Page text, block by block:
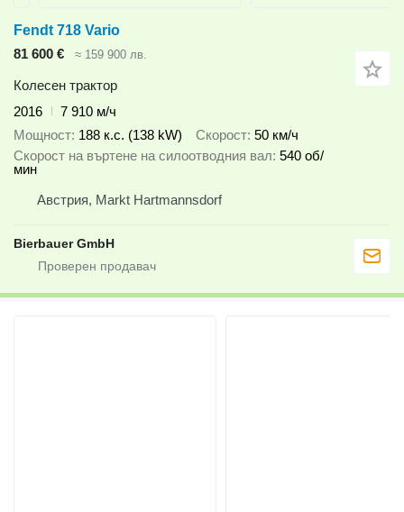
Fendt 718 Vario
81 600 €
≈ 159 900 лв.
Колесен трактор
2016
7 910 м/ч
Мощност 188 к.с. (138 kW) Скорост 50 км/ч
Скорост на въртене на силоотводния вал 540 об/
мин
Австрия, Markt Hartmannsdorf
Bierbauer GmbH